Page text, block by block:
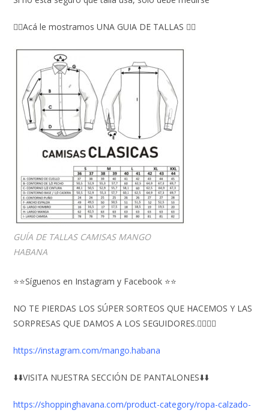
👇🏼Acá le mostramos UNA GUIA DE TALLAS 👇🏻
GUÍA DE TALLAS CAMISAS MANGO
HABANA
⭐⭐Síguenos en Instagram y Facebook ⭐⭐
NO TE PIERDAS LOS SÚPER SORTEOS QUE HACEMOS Y LAS
SORPRESAS QUE DAMOS A LOS SEGUIDORES.👇🏻👇🏻
https://instagram.com/mango.habana
⬇️⬇️VISITA NUESTRA SECCIÓN DE PANTALONES⬇️⬇️
https://shoppinghavana.com/product-category/ropa-calzado-